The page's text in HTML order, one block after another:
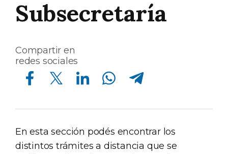
Subsecretaría
Compartir en
redes sociales
Compartir en Facebook Compartir en Twitter Compartir en Linkedin Compartir en Whatsapp Compartir en Telegram
En esta sección podés encontrar los
distintos trámites a distancia que se